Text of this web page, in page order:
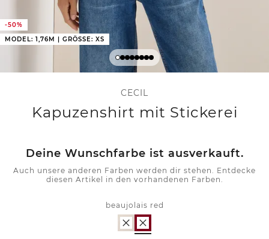
-50%
MODEL: 1,76M | GRÖSSE: XS
CECIL
Kapuzenshirt mit Stickerei
Deine Wunschfarbe ist ausverkauft.
Auch unsere anderen Farben werden dir stehen. Entdecke
diesen Artikel in den vorhandenen Farben.
beaujolais red